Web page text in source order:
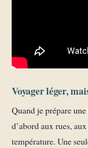
Voyager léger,
Quand je prépare
d’abord aux rues,
température. Une